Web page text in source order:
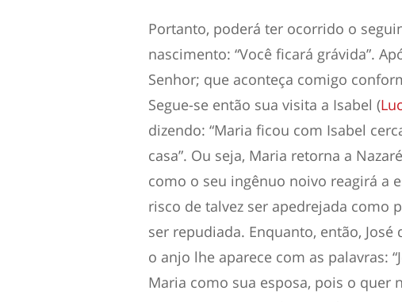
Portanto, poderá ter ocorrido o
nascimento: “Você ficará grávida”.
Senhor; que aconteça comigo
Segue-se então sua visita a Isabel (
dizendo: “Maria ficou com Isabel
casa”. Ou seja, Maria retorna a
como o seu ingênuo noivo reagirá a
risco de talvez ser apedrejada como
ser repudiada. Enquanto, então,
o anjo lhe aparece com as palavras:
Maria como sua esposa, pois o quer